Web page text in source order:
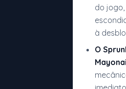
do
à
O